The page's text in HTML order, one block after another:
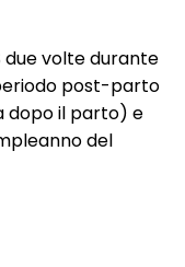
due volte durante
post-parto
dopo il parto) e
del